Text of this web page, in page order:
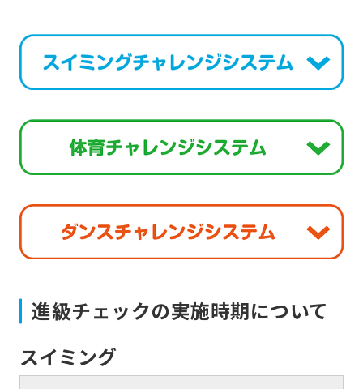
進級チェックの実施時期について
スイミング
translation)
to
to
the
top
page.
However,
if
use